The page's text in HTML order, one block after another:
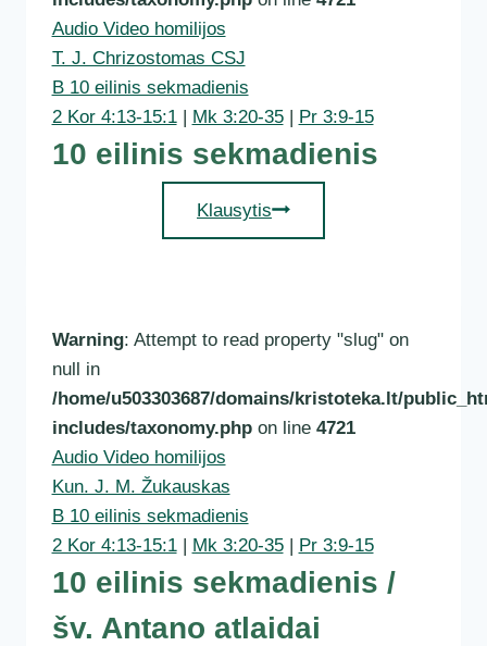
Visi šventieji
Vėlinės
Audio Video homilijos
T. J. Chrizostomas CSJ
B 10 eilinis sekmadienis
2 Kor 4:13-15:1| Mk 3:20-35| Pr 3:9-15
10 eilinis sekmadienis
Klausytis10
eilinis
Warning: Attempt to read property "slug" on
null in
/home/u503303687/domains/kristoteka.lt/
includes/taxonomy.phpon line 4721
Audio Video homilijos
Kun. J. M. Žukauskas
B 10 eilinis sekmadienis
2 Kor 4:13-15:1| Mk 3:20-35| Pr 3:9-15
10 eilinis sekmadienis /
šv. Antano atlaidai